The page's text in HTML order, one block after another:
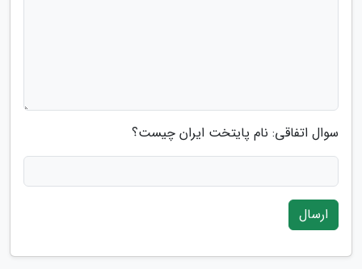
سوال اتفاقی: نام پایتخت ایران چیست؟
ارسال